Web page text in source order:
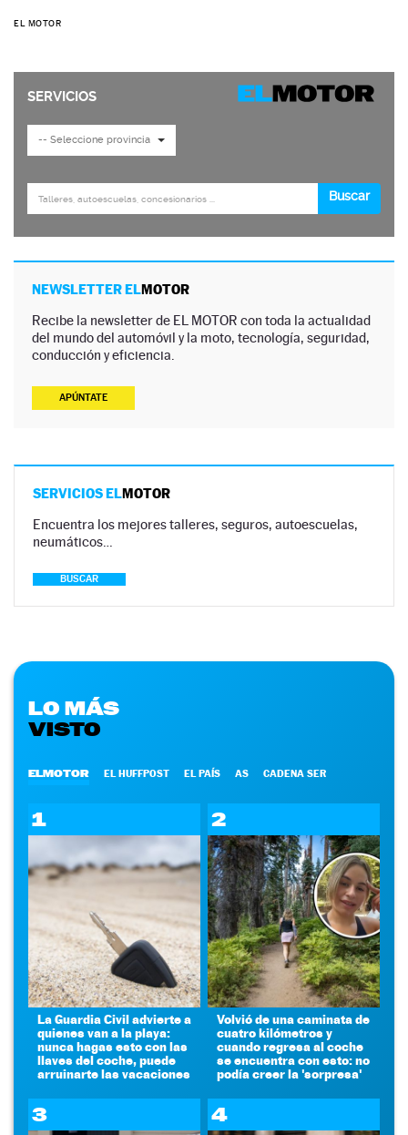
EL MOTOR
NEWSLETTER ELMOTOR
Recibe la newsletter de EL MOTOR con toda la actualidad
del mundo del automóvil y la moto, tecnología, seguridad,
conducción y eficiencia.
APÚNTATE
SERVICIOS ELMOTOR
Encuentra los mejores talleres, seguros, autoescuelas,
neumáticos…
BUSCAR
LO MÁS
VISTO
ELMOTOR EL HUFFPOST EL PAÍS AS CADENA SER
1
La Guardia Civil advierte a
quienes van a la playa:
nunca hagas esto con las
llaves del coche, puede
arruinarte las vacaciones
2
Volvió de una caminata de
cuatro kilómetros y
cuando regresa al coche
se encuentra con esto: no
podía creer la 'sorpresa'
3 4